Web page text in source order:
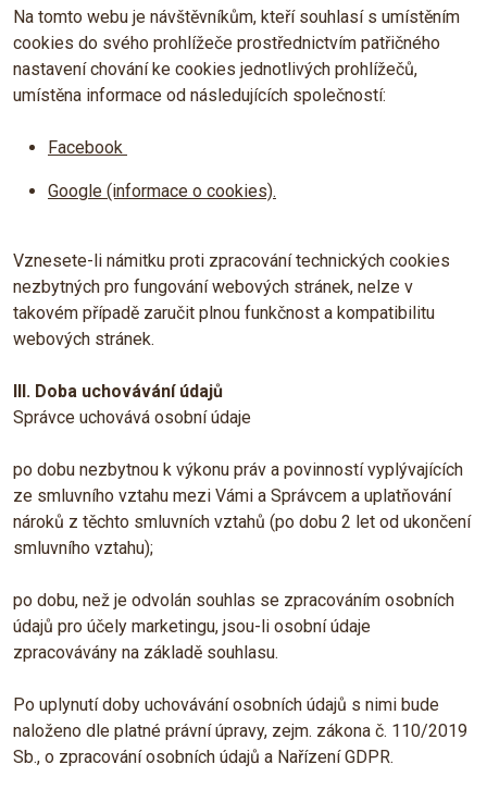
Na tomto webu je návštěvníkům, kteří souhlasí s umístěním
cookies do svého prohlížeče prostřednictvím patřičného
nastavení chování ke cookies jednotlivých prohlížečů,
umístěna informace od následujících společností:
Facebook
Google (informace o cookies).
Vznesete-li námitku proti zpracování technických cookies
nezbytných pro fungování webových stránek, nelze v
takovém případě zaručit plnou funkčnost a kompatibilitu
webových stránek.
III. Doba uchovávání údajů
Správce uchovává osobní údaje
po dobu nezbytnou k výkonu práv a povinností vyplývajících
ze smluvního vztahu mezi Vámi a Správcem a uplatňování
nároků z těchto smluvních vztahů (po dobu 2 let od ukončení
smluvního vztahu);
po dobu, než je odvolán souhlas se zpracováním osobních
údajů pro účely marketingu, jsou-li osobní údaje
zpracovávány na základě souhlasu.
Po uplynutí doby uchovávání osobních údajů s nimi bude
naloženo dle platné právní úpravy, zejm. zákona č. 110/2019
Sb., o zpracování osobních údajů a Nařízení GDPR.